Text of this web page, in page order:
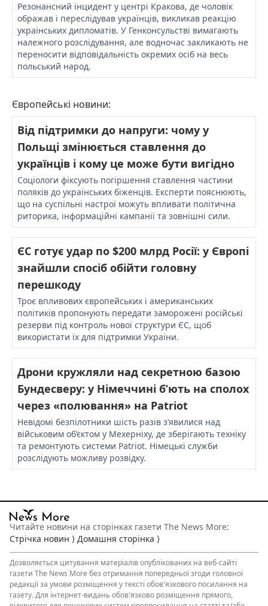
Резонансний інцидент у центрі Кракова, де чоловік
ображав і переслідував українців, викликав реакцію
українських дипломатів. У Генконсульстві вимагають
належного розслідування, але водночас закликають не
переносити відповідальність окремих осіб на весь
польський народ.
Європейські новини:
Від підтримки до напруги: чому у
Польщі змінюється ставлення до
українців і кому це може бути вигідно
Соціологи фіксують погіршення ставлення частини
поляків до українських біженців. Експерти пояснюють,
що на суспільні настрої можуть впливати політична
риторика, інформаційні кампанії та зовнішні сили.
ЄС готує удар по $200 млрд Росії: у Європі
знайшли спосіб обійти головну
перешкоду
Троє впливових європейських і американських
політиків пропонують передати заморожені російські
резерви під контроль нової структури ЄС, щоб
використати їх для підтримки України.
Дрони кружляли над секретною базою
Бундесверу: у Німеччині б’ють на сполох
через «полювання» на Patriot
Невідомі безпілотники шість разів з’явилися над
військовим об’єктом у Мехерніху, де зберігають техніку
та ремонтують системи Patriot. Німецькі служби
розслідують можливу розвідку.
Читайте новини на сторінках газети The News More:
Стрічка новин ⟩ Домашня сторінка ⟩
Дозволяється цитування матеріалівопублікованих на веб-сайті
газети The News More без отримання попередньої згоди головної
редакції за умови розміщення у тексті обов'язкового посилання на
газету. Для інтернет-видань обов'язково розміщення прямого,